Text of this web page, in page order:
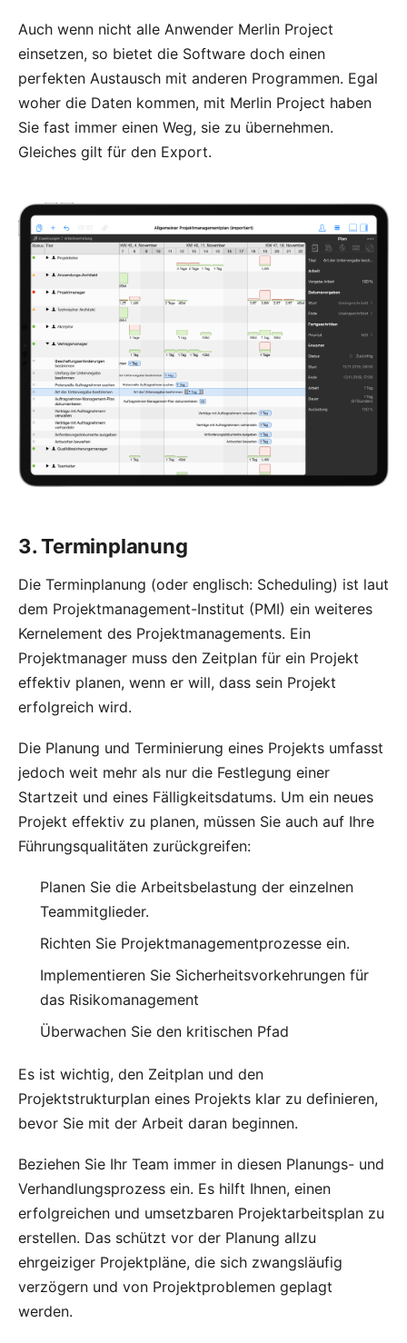
Auch wenn nicht alle Anwender Merlin Project
einsetzen, so bietet die Software doch einen
perfekten Austausch mit anderen Programmen. Egal
woher die Daten kommen, mit Merlin Project haben
Sie fast immer einen Weg, sie zu übernehmen.
Gleiches gilt für den Export.
3. Terminplanung
Die Terminplanung (oder englisch: Scheduling) ist laut
dem Projektmanagement-Institut (PMI) ein weiteres
Kernelement des Projektmanagements. Ein
Projektmanager muss den Zeitplan für ein Projekt
effektiv planen, wenn er will, dass sein Projekt
erfolgreich wird.
Die Planung und Terminierung eines Projekts umfasst
jedoch weit mehr als nur die Festlegung einer
Startzeit und eines Fälligkeitsdatums. Um ein neues
Projekt effektiv zu planen, müssen Sie auch auf Ihre
Führungsqualitäten zurückgreifen:
Planen Sie die Arbeitsbelastung der einzelnen
Teammitglieder.
Richten Sie Projektmanagementprozesse ein.
Implementieren Sie Sicherheitsvorkehrungen für
das Risikomanagement
Überwachen Sie den kritischen Pfad
Es ist wichtig, den Zeitplan und den
Projektstrukturplan eines Projekts klar zu definieren,
bevor Sie mit der Arbeit daran beginnen.
Beziehen Sie Ihr Team immer in diesen Planungs- und
Verhandlungsprozess ein. Es hilft Ihnen, einen
erfolgreichen und umsetzbaren Projektarbeitsplan zu
erstellen. Das schützt vor der Planung allzu
ehrgeiziger Projektpläne, die sich zwangsläufig
verzögern und von Projektproblemen geplagt
werden.